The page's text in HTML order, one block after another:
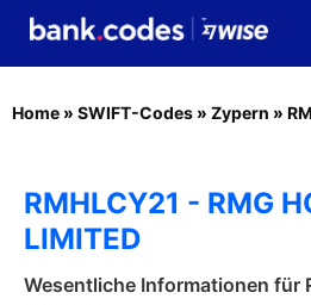
Home » SWIFT-Codes » Zypern »
RMHLCY21 - RMG
LIMITED
Wesentliche Informationen für